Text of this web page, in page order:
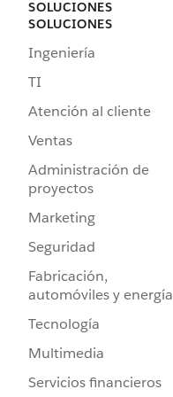
SOLUCIONES
SOLUCIONES
Ingeniería
TI
Atención al cliente
Ventas
Administración de
proyectos
Marketing
Seguridad
Fabricación,
automóviles y energía
Tecnología
Multimedia
Servicios financieros